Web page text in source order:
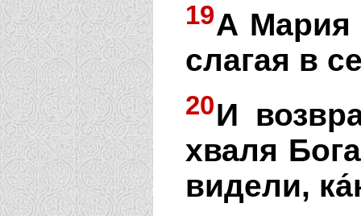
19А Мария
слагая в
20И
хваля
видели,